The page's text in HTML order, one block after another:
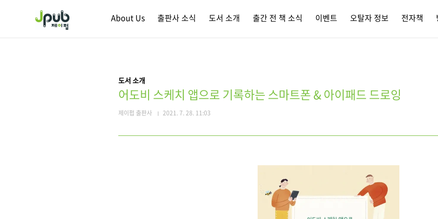
About Us 출판사 소식 도서 소개 출간 전 책 소식 이벤트 오탈자 정보 전자책
도서 소개
어도비 스케치 앱으로 기록하는 스마트폰 & 아이패드 드로잉
제이펍 출판사 2021. 7. 28. 11:03